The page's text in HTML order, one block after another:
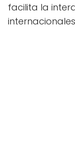
facilita la